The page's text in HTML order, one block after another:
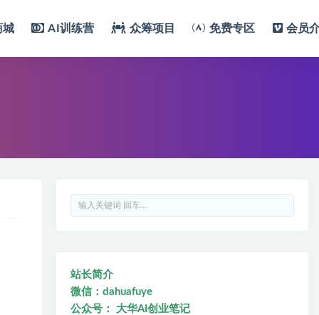
城 AI训练营 众筹项目 免费专区 会员
站长简介
微信：dahuafuye
公众号： 大华AI创业笔记